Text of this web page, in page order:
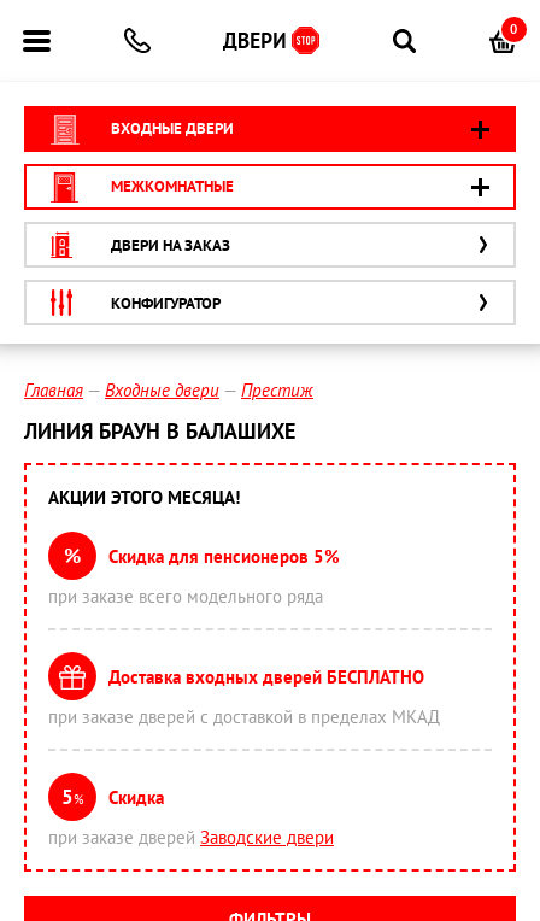
0
ВХОДНЫЕ ДВЕРИ
МЕЖКОМНАТНЫЕ
ДВЕРИ НА ЗАКАЗ
КОНФИГУРАТОР
Главная Входные двери Престиж
ЛИНИЯ БРАУН В БАЛАШИХЕ
АКЦИИ ЭТОГО МЕСЯЦА!
%
Скидка для пенсионеров 5%
при заказе всего модельного ряда
Доставка входных дверей БЕСПЛАТНО
при заказе дверей с доставкой в пределах МКАД
5%
Скидка
при заказе дверей Заводские двери